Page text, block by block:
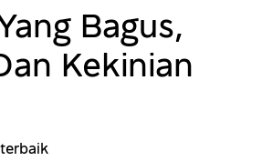
Bagus,
Kekinian